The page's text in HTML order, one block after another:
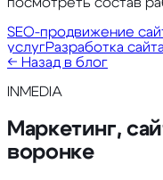
SEO-продвижение
услугРазработка
← Назад в блог
INMEDIA
Маркетинг,
воронке